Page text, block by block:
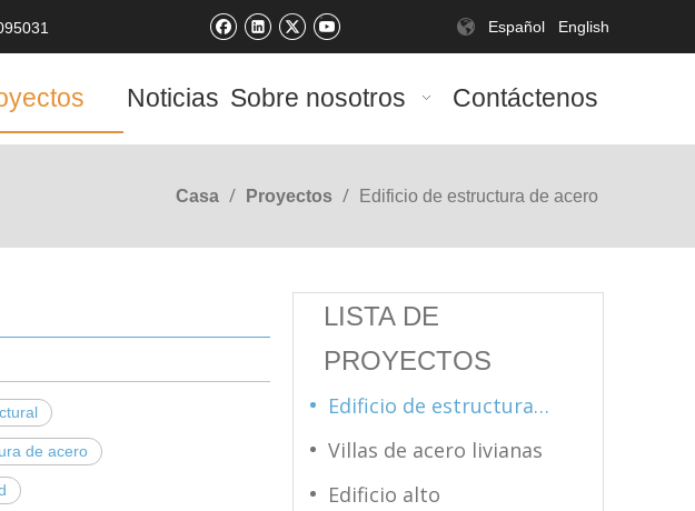
Español English
Noticias Sobre nosotros Contáctenos
Casa / Proyectos / Edificio de estructura de acero
de acero
LISTA DE
PROYECTOS
Edificio de estructura de acero
Villas de acero livianas
Edificio alto